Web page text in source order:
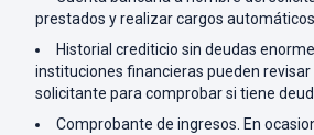
prestados y realizar cargos automáticos.
Historial crediticio sin deudas
instituciones financieras pueden revisar
solicitante para comprobar si tiene
Comprobante de ingresos. En